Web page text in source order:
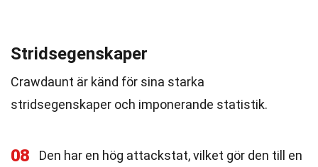
Stridsegenskaper
Crawdaunt är känd för sina starka
stridsegenskaper och imponerande statistik.
08
Den har en hög attackstat, vilket gör den till en